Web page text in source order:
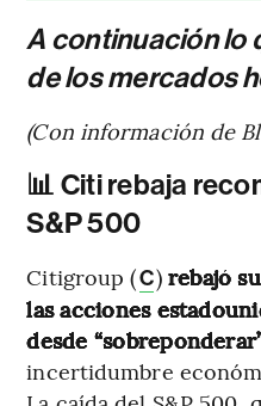
A continuación lo
de los mercados
(Con información de
📊 Citi rebaja
S&P 500
Citigroup (C) rebajó
las acciones
desde
incertidumbre